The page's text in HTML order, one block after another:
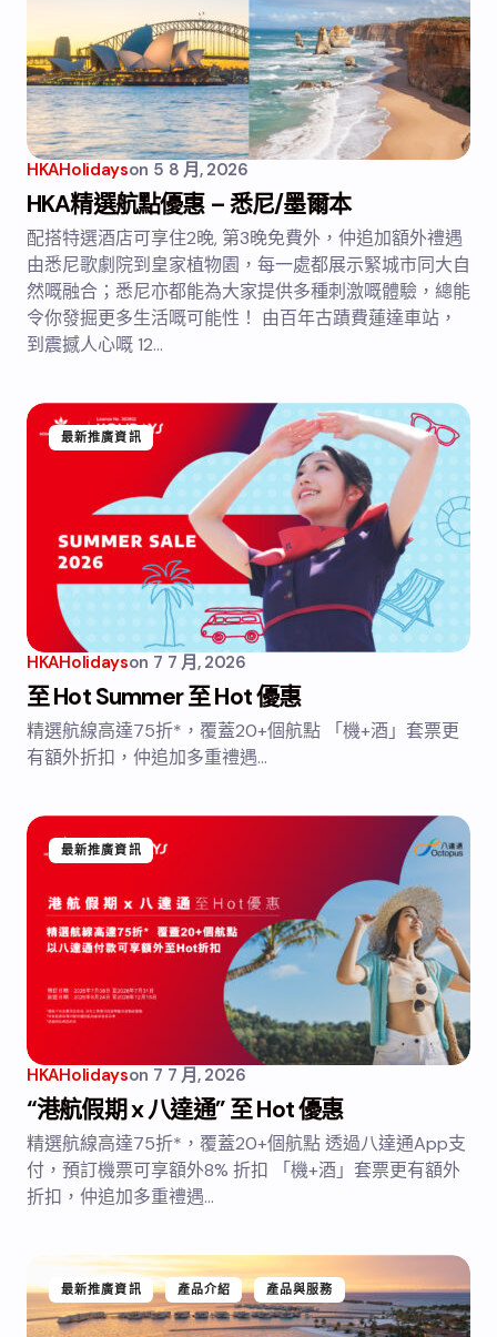
HKAHolidayson 5 8 月, 2026
HKA精選航點優惠 – 悉尼/墨爾本
配搭特選酒店可享住2晚, 第3晚免費外，仲追加額外禮遇
由悉尼歌劇院到皇家植物園，每一處都展示緊城市同大自
然嘅融合；悉尼亦都能為大家提供多種刺激嘅體驗，總能
令你發掘更多生活嘅可能性！ 由百年古蹟費蓮達車站，
到震撼人心嘅 12…
最新推廣資訊
HKAHolidayson 7 7 月, 2026
至 Hot Summer 至 Hot 優惠
精選航線高達75折*，覆蓋20+個航點 「機+酒」套票更
有額外折扣，仲追加多重禮遇…
最新推廣資訊
HKAHolidayson 7 7 月, 2026
“港航假期 x 八達通” 至 Hot 優惠
精選航線高達75折*，覆蓋20+個航點 透過八達通App支
付，預訂機票可享額外8% 折扣 「機+酒」套票更有額外
折扣，仲追加多重禮遇…
最新推廣資訊 產品介紹 產品與服務